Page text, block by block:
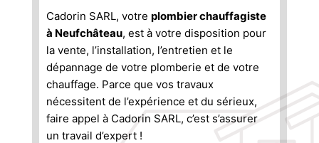
Cadorin SARL, votre plombier chauffagiste
à Neufchâteau, est à votre disposition pour
la vente, l’installation, l’entretien et le
dépannage de votre plomberie et de votre
chauffage. Parce que vos travaux
nécessitent de l’expérience et du sérieux,
faire appel à Cadorin SARL, c’est s’assurer
un travail d’expert !